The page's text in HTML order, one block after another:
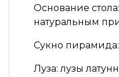
Основание стола:
натуральным
Сукно пирамида:
Луза: лузы